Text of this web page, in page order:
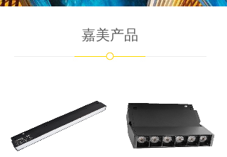
嘉美产品